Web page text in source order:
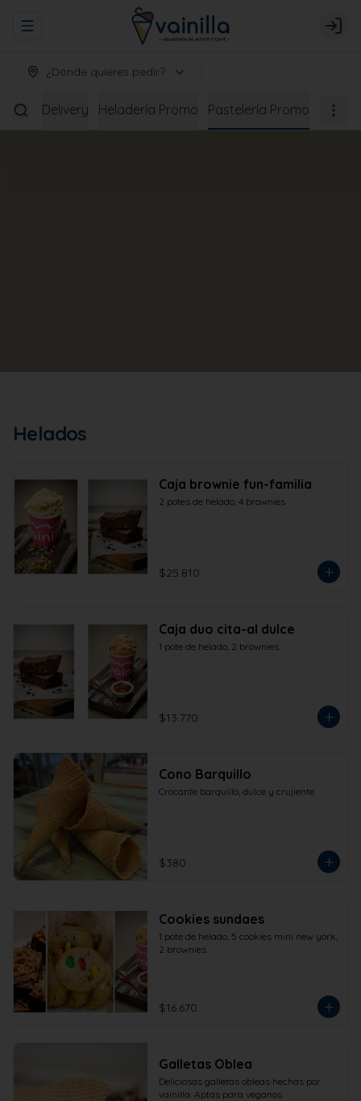
Abrir menu de navegación Login
¿Dónde quieres pedir?
Delivery Heladería Promo Pastelería Promo
Helados
Caja brownie fun-familia
2 potes de helado, 4 brownies
$25.810
Caja duo cita-al dulce
1 pote de helado, 2 brownies.
$13.770
Cono Barquillo
Crocante barquillo, dulce y crujiente
$380
Cookies sundaes
1 pote de helado, 5 cookies mini new york,
2 brownies.
$16.670
Galletas Oblea
Deliciosas galletas obleas hechas por
vainilla. Aptas para veganos.